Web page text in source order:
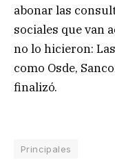
abonar las
sociales que van
no lo hicieron:
como Osde,
finalizó.
Principales